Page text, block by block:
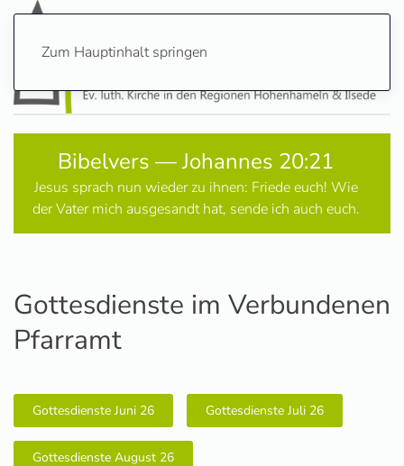
Zum Hauptinhalt springen
Bibelvers — Johannes 20:21
Jesus sprach nun wieder zu ihnen: Friede euch! Wie
der Vater mich ausgesandt hat, sende ich auch euch.
Gottesdienste im Verbundenen
Pfarramt
Gottesdienste Juni 26 Gottesdienste Juli 26
Gottesdienste August 26